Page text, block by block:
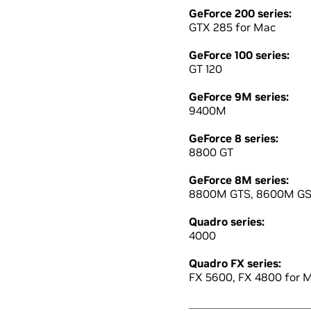
GeForce 200 series:
GTX 285 for Mac
GeForce 100 series:
GT 120
GeForce 9M series:
9400M
GeForce 8 series:
8800 GT
GeForce 8M series:
8800M GTS, 8600M GS
Quadro series:
4000
Quadro FX series:
FX 5600, FX 4800 for